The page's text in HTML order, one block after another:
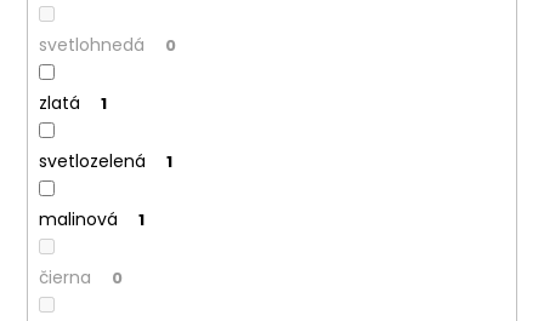
svetlohnedá 0
zlatá 1
svetlozelená 1
malinová 1
čierna 0